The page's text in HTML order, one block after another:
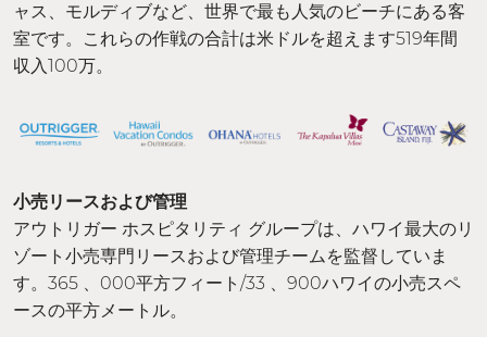
ャス、モルディブなど、世界で最も人気のビーチにある客
室です。これらの作戦の合計は米ドルを超えます519年間
収入100万。
小売リースおよび管理
アウトリガー ホスピタリティ グループは、ハワイ最大のリ
ゾート小売専門リースおよび管理チームを監督していま
す。365 、000平方フィート/33 、900ハワイの小売スペ
ースの平方メートル。